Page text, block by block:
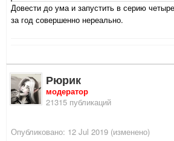
Довести до ума и запустить в серию
за год совершенно нереально.
Рюрик
модератор
21315 публикаций
Опубликовано: 12 Jul 2019 (изменено)